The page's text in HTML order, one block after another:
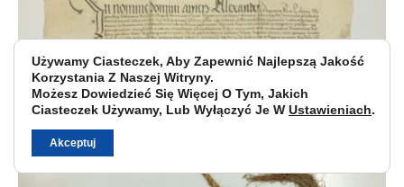
Używamy Ciasteczek, Aby Zapewnić Najlepszą Jakość
Korzystania Z Naszej Witryny.
Możesz Dowiedzieć Się Więcej O Tym, Jakich
Ciasteczek Używamy, Lub Wyłączyć Je W Ustawieniach.
Akceptuj